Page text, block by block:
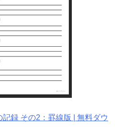
録 その2：罫線版 | 無料ダウ